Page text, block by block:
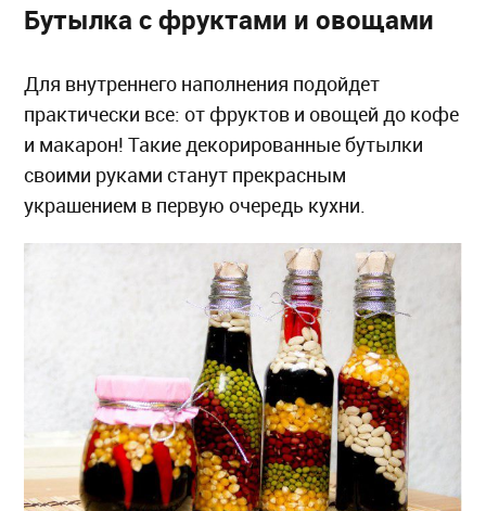
Бутылка с фруктами и овощами
Для внутреннего наполнения подойдет
практически все: от фруктов и овощей до кофе
и макарон! Такие декорированные бутылки
своими руками станут прекрасным
украшением в первую очередь кухни.